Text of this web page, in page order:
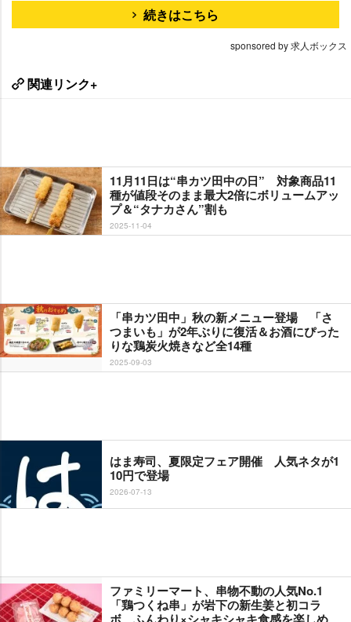
続きはこちら
sponsored by 求人ボックス
関連リンク+
11月11日は“串カツ田中の日” 対象商品11
種が値段そのまま最大2倍にボリュームアッ
プ＆“タナカさん”割も
2025-11-04
「串カツ田中」秋の新メニュー登場 「さ
つまいも」が2年ぶりに復活＆お酒にぴった
りな鶏炭火焼きなど全14種
2025-09-03
はま寿司、夏限定フェア開催 人気ネタが1
10円で登場
2026-07-13
ファミリーマート、串物不動の人気No.1
「鶏つくね串」が岩下の新生姜と初コラ